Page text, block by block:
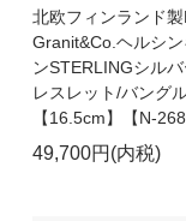
北欧フィンランド
Granit&Co.ヘルシ
ンSTERLINGシル
レスレット/バング
【16.5cm】【N-
49,700円(内税)